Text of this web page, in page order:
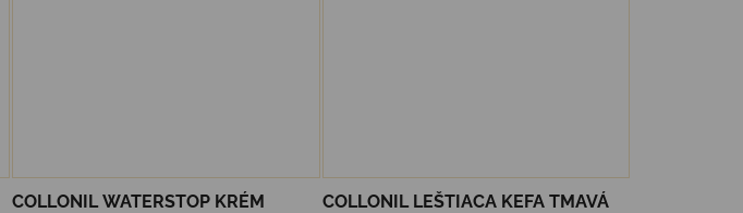
COLLONIL WATERSTOP KRÉM
COLLONIL LEŠTIACA KEFA TMAVÁ